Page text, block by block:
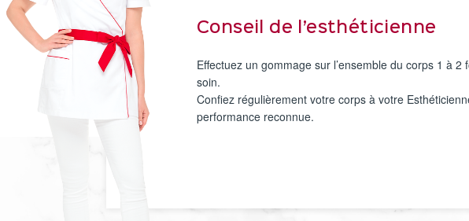
Conseil de l’esthéticienne
Effectuez un gommage sur l’ensemble du corps 1 à
soin.
Confiez régulièrement votre corps à votre
performance reconnue.